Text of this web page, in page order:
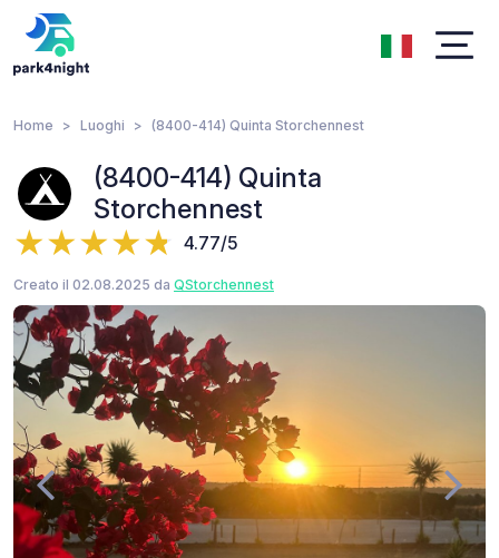
Home Luoghi (8400-414) Quinta Storchennest
(8400-414) Quinta
Storchennest
4.77/5
Creato il 02.08.2025 da QStorchennest